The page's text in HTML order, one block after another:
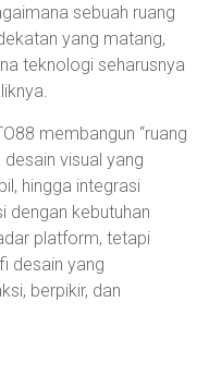
sebuah ruang
yang matang,
teknologi seharusnya
membangun “ruang
visual yang
hingga integrasi
dengan kebutuhan
platform, tetapi
desain yang
berpikir, dan